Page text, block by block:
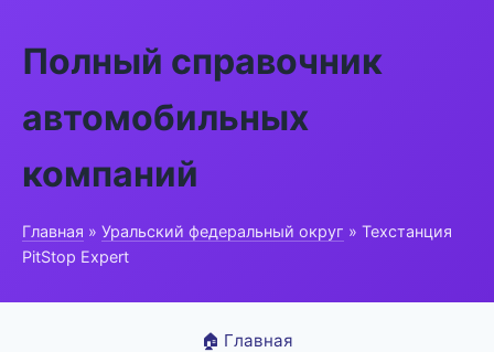
Полный справочник
автомобильных
компаний
Главная » Уральский федеральный округ » Техстанция
PitStop Expert
🏠 Главная